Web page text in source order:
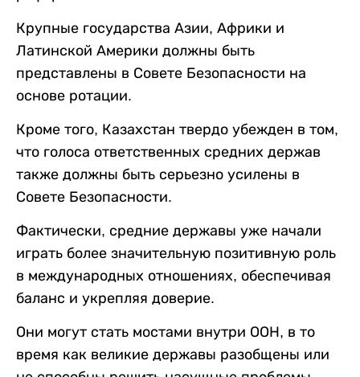
Крупные государства Азии, Африки и
Латинской Америки должны быть
представлены в Совете Безопасности на
основе ротации.
Кроме того, Казахстан твердо убежден в том,
что голоса ответственных средних держав
также должны быть серьезно усилены в
Совете Безопасности.
Фактически, средние державы уже начали
играть более значительную позитивную роль
в международных отношениях, обеспечивая
баланс и укрепляя доверие.
Они могут стать мостами внутри ООН, в то
время как великие державы разобщены или